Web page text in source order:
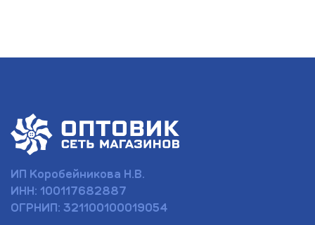
ИП Коробейникова Н.В.
ИНН: 100117682887
ОГРНИП: 321100100019054